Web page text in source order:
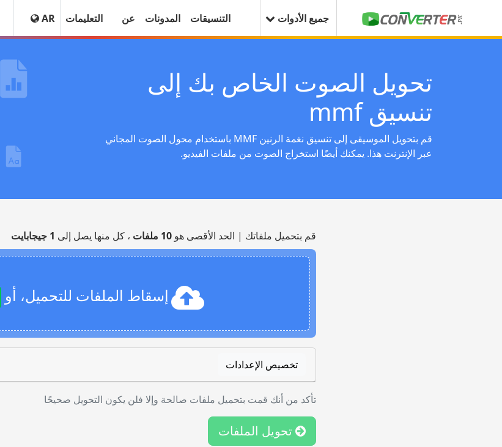
جميع الأدوات التنسيقات المدونات عن التعليمات AR
تحويل الصوت الخاص بك إلى
تنسيق mmf
قم بتحويل الموسيقى إلى تنسيق نغمة الرنين MMF باستخدام محول الصوت المجاني
عبر الإنترنت هذا. يمكنك أيضًا استخراج الصوت من ملفات الفيديو.
قم بتحميل ملفاتك | الحد الأقصى هو 10 ملفات ، كل منها يصل إلى 1 جيجابايت
إسقاط الملفات للتحميل، أو
تخصيص الإعدادات
تأكد من أنك قمت بتحميل ملفات صالحة وإلا فلن يكون التحويل صحيحًا
تحويل الملفات